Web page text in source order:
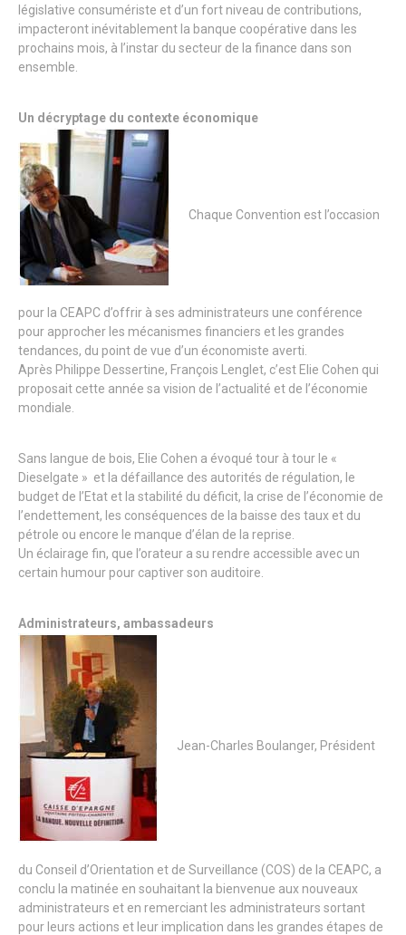
législative consumériste et d’un fort niveau de contributions,
impacteront inévitablement la banque coopérative dans les
prochains mois, à l’instar du secteur de la finance dans son
ensemble.
Un décryptage du contexte économique
Chaque Convention est l’occasion
pour la CEAPC d’offrir à ses administrateurs une conférence
pour approcher les mécanismes financiers et les grandes
tendances, du point de vue d’un économiste averti.
Après Philippe Dessertine, François Lenglet, c’est Elie Cohen qui
proposait cette année sa vision de l’actualité et de l’économie
mondiale.
Sans langue de bois, Elie Cohen a évoqué tour à tour le «
Dieselgate » et la défaillance des autorités de régulation, le
budget de l’Etat et la stabilité du déficit, la crise de l’économie de
l’endettement, les conséquences de la baisse des taux et du
pétrole ou encore le manque d’élan de la reprise.
Un éclairage fin, que l’orateur a su rendre accessible avec un
certain humour pour captiver son auditoire.
Administrateurs, ambassadeurs
Jean-Charles Boulanger, Président
du Conseil d’Orientation et de Surveillance (COS) de la CEAPC, a
conclu la matinée en souhaitant la bienvenue aux nouveaux
administrateurs et en remerciant les administrateurs sortant
pour leurs actions et leur implication dans les grandes étapes de